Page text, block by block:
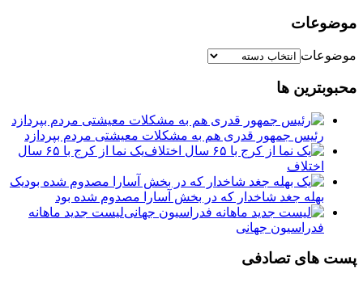
موضوعات
موضوعات
محبوبترین ها
رئیس جمهور قدری هم به مشکلات معیشتی مردم بپردازد
یک نما از کرج با ۶۵ سال
اختلاف
یک
بهله جغد شاخدار که در بخش آسارا مصدوم شده بود
لیست جدید ماهانه
فدراسیون جهانی
پست های تصادفی